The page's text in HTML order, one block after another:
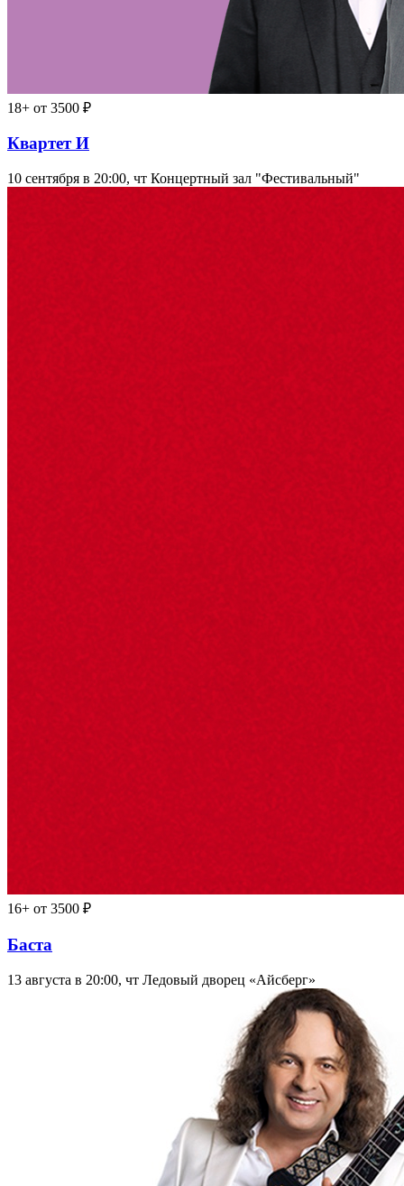
18+ от 3500 ₽
Квартет И
10 сентября в 20:00, чт Концертный зал "Фестивальный"
16+ от 3500 ₽
Баста
13 августа в 20:00, чт Ледовый дворец «Айсберг»